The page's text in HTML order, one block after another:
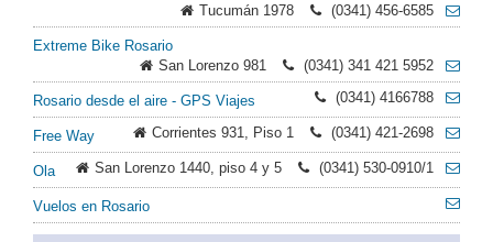
Tucumán 1978
(0341) 456-6585
Extreme Bike Rosario
San Lorenzo 981
(0341) 341 421 5952
Rosario desde el aire - GPS Viajes (0341) 4166788
Free Way Corrientes 931, Piso 1 (0341) 421-2698
Ola San Lorenzo 1440, piso 4 y 5 (0341) 530-0910/1
Vuelos en Rosario